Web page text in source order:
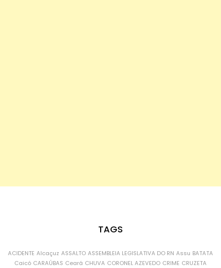
TAGS
ACIDENTE Alcaçuz ASSALTO ASSEMBLEIA LEGISLATIVA DO RN Assu BATATA
Caicó CARAÚBAS Ceará CHUVA CORONEL AZEVEDO CRIME CRUZETA